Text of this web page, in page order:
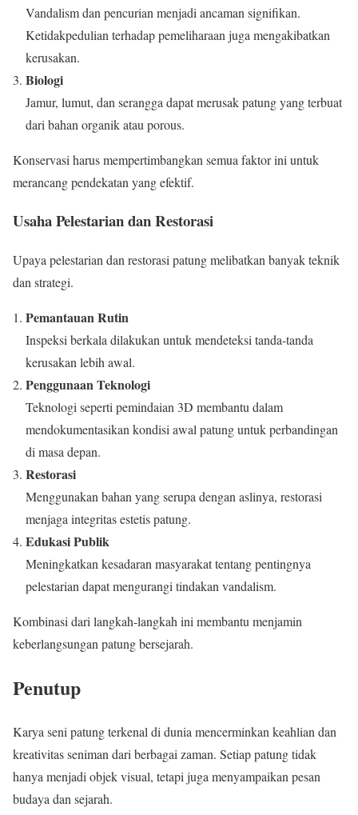
Vandalism dan pencurian menjadi ancaman signifikan.
Ketidakpedulian terhadap pemeliharaan juga mengakibatkan
kerusakan.
Biologi
Jamur, lumut, dan serangga dapat merusak patung yang terbuat
dari bahan organik atau porous.
Konservasi harus mempertimbangkan semua faktor ini untuk
merancang pendekatan yang efektif.
Usaha Pelestarian dan Restorasi
Upaya pelestarian dan restorasi patung melibatkan banyak teknik
dan strategi.
Pemantauan Rutin
Inspeksi berkala dilakukan untuk mendeteksi tanda-tanda
kerusakan lebih awal.
Penggunaan Teknologi
Teknologi seperti pemindaian 3D membantu dalam
mendokumentasikan kondisi awal patung untuk perbandingan
di masa depan.
Restorasi
Menggunakan bahan yang serupa dengan aslinya, restorasi
menjaga integritas estetis patung.
Edukasi Publik
Meningkatkan kesadaran masyarakat tentang pentingnya
pelestarian dapat mengurangi tindakan vandalism.
Kombinasi dari langkah-langkah ini membantu menjamin
keberlangsungan patung bersejarah.
Penutup
Karya seni patung terkenal di dunia mencerminkan keahlian dan
kreativitas seniman dari berbagai zaman. Setiap patung tidak
hanya menjadi objek visual, tetapi juga menyampaikan pesan
budaya dan sejarah.